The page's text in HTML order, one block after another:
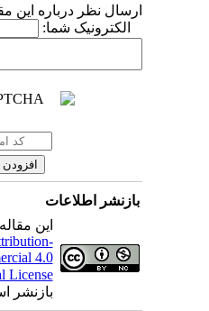
ارسال نظر درباره این
الکترونیک شما:
بازنشر اطلاعات
این
4.0
License
بازنشر